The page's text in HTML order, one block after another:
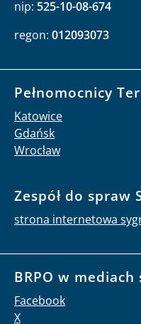
nip: 525-10-08-674
regon: 012093073
Pełnomocnicy
Katowice
Gdańsk
Wrocław
Zespół do spraw
strona internetowa
BRPO w mediach
Facebook
X